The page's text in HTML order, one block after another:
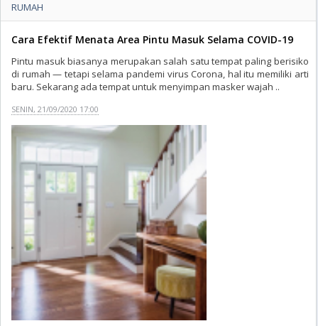
RUMAH
Cara Efektif Menata Area Pintu Masuk Selama COVID-19
Pintu masuk biasanya merupakan salah satu tempat paling berisiko
di rumah — tetapi selama pandemi virus Corona, hal itu memiliki arti
baru. Sekarang ada tempat untuk menyimpan masker wajah ..
SENIN, 21/09/2020 17:00